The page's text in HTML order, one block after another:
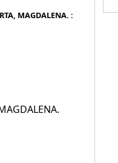
MAGDALENA. :